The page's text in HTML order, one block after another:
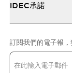
IDEC承諾
訂閱我們的電子報